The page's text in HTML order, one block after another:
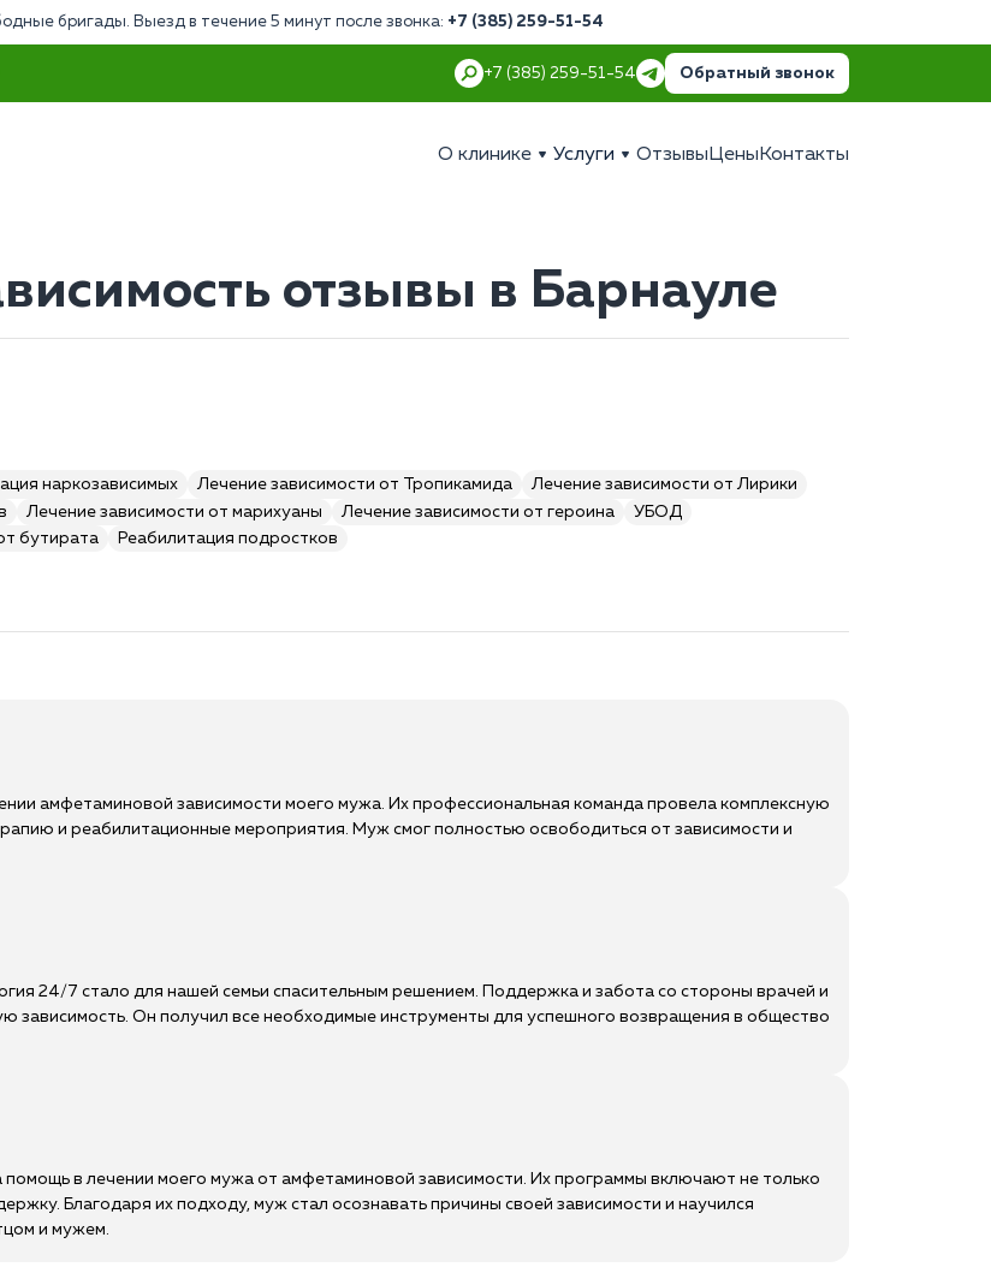
бригады. Выезд в течение 5 минут после звонка: +7 (385) 259-51-54
+7 (385) 259-51-54 Обратный звонок
О клинике Услуги Отзывы Цены Контакты
отзывы в Барнауле
наркозависимых Лечение зависимости от Тропикамида
Лечение зависимости от Лирики
Лечение зависимости от марихуаны Лечение зависимости от героина
УБОД
бутирата Реабилитация подростков
амфетаминовой зависимости моего мужа. Их профессиональная команда провела комплексную
и реабилитационные мероприятия. Муж смог полностью освободиться от зависимости и
24/7 стало для нашей семьи спасительным решением. Поддержка и забота со стороны врачей и
зависимость. Он получил все необходимые инструменты для успешного возвращения в общество
помощь в лечении моего мужа от амфетаминовой зависимости. Их программы включают не только
Благодаря их подходу, муж стал осознавать причины своей зависимости и научился
и мужем.